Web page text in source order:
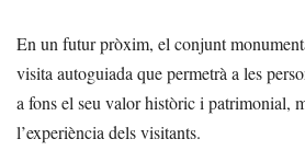
En un futur pròxim, el conjunt
visita autoguiada que permetrà a les
a fons el seu valor històric i patrimonial,
l’experiència dels visitants.